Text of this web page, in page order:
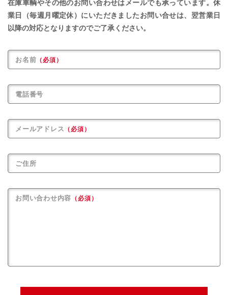
在庫車輌やその他のお問い合わせはメールでも承っています。 休
業日（毎週月曜定休）にいただきましたお問い合せは、 翌営業日
以降の対応となりますのでご了承ください。
お名前 （必須）
電話番号
メールアドレス （必須）
ご住所
お問い合わせ内容 （必須）